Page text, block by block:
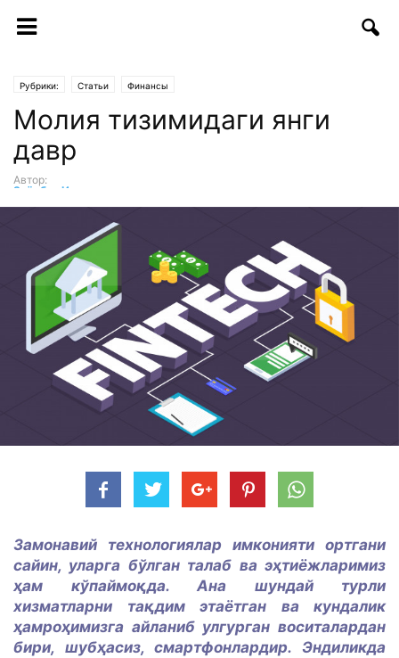
Рубрики: Статьи Финансы
Молия тизимидаги янги
давр
Автор:
Зиёдбек Исмоилов
Замонавий технологиялар имконияти ортгани
сайин, уларга бўлган талаб ва эҳтиёжларимиз
ҳам кўпаймоқда. Ана шундай турли
хизматларни тақдим этаётган ва кундалик
ҳамроҳимизга айланиб улгурган воситалардан
бири, шубҳасиз, смартфонлардир. Эндиликда